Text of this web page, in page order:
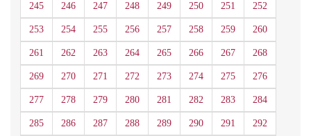
245 246 247 248 249 250 251 252
253 254 255 256 257 258 259 260
261 262 263 264 265 266 267 268
269 270 271 272 273 274 275 276
277 278 279 280 281 282 283 284
285 286 287 288 289 290 291 292